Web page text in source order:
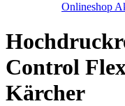
Onlineshop
Control
Kärcher